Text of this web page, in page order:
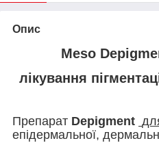
Опис
Meso
лікування
Препарат Depigment
епідермальної,